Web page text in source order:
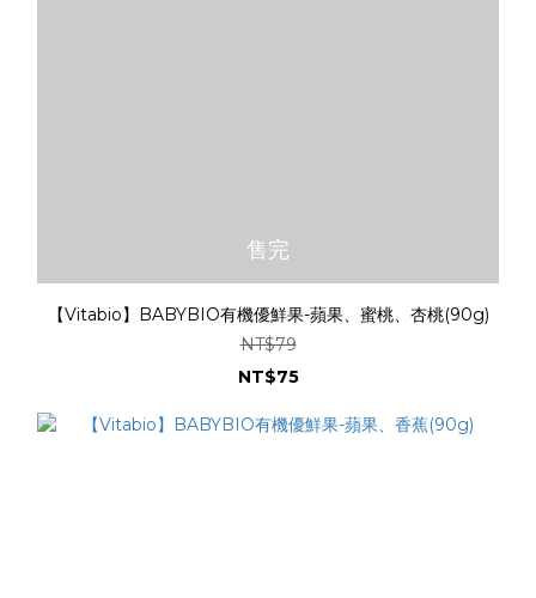
售完
【Vitabio】BABYBIO有機優鮮果-蘋果、蜜桃、杏桃(90g)
NT$79
NT$75